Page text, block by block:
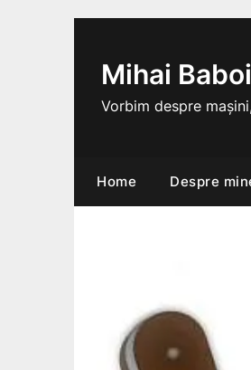
Mihai Baboi
Vorbim despre
Home Despre